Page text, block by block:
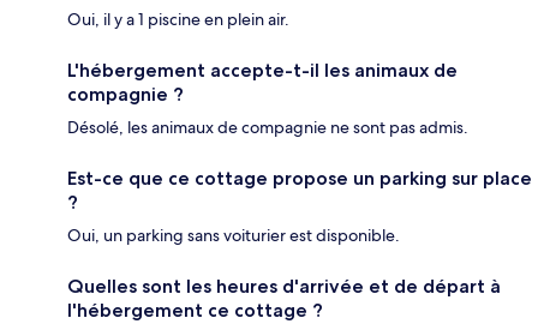
Oui, il y a 1 piscine en plein air.
L'hébergement accepte-t-il les animaux de
compagnie ?
Désolé, les animaux de compagnie ne sont pas admis.
Est-ce que ce cottage propose un parking sur place
?
Oui, un parking sans voiturier est disponible.
Quelles sont les heures d'arrivée et de départ à
l'hébergement ce cottage ?